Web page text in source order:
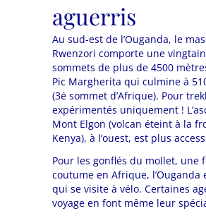
aguerris
Au sud-est de l’Ouganda, le
Rwenzori comporte une
sommets de plus de 4500
Pic Margherita qui culmine à
(3é sommet d’Afrique). Pour
expérimentés uniquement !
Mont Elgon (volcan éteint à la
Kenya), à l’ouest, est plus
Pour les gonflés du mollet, une
coutume en Afrique, l’Ouganda
qui se visite à vélo. Certaines
voyage en font même leur